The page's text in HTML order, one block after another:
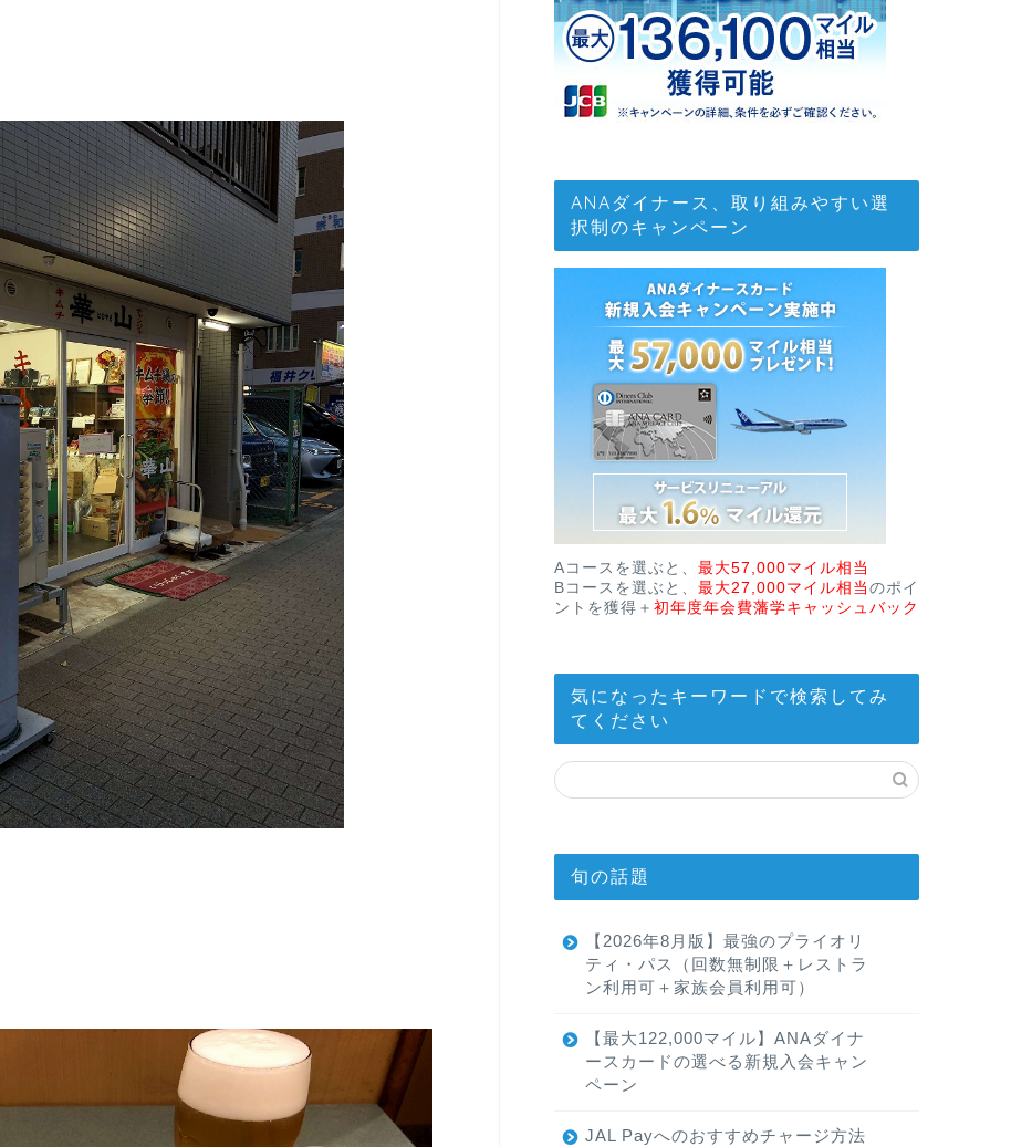
ANAダイナース、取り組みやすい選
択制のキャンペーン
Aコースを選ぶと、 最大57,000マイル相当
Bコースを選ぶと、 最大27,000マイル相当 のポイ
ントを獲得＋ 初年度年会費藩学キャッシュバック
気になったキーワードで検索してみ
てください
旬の話題
【2026年8月版】最強のプライオリ
ティ・パス（回数無制限＋レストラ
ン利用可＋家族会員利用可）
【最大122,000マイル】ANAダイナ
ースカードの選べる新規入会キャン
ペーン
JAL Payへのおすすめチャージ方法